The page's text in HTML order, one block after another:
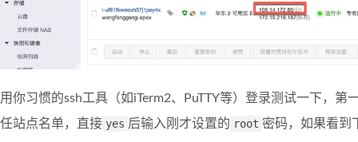
用你习惯的ssh工具（如iTerm2、PuTTY等）登录测试一下，第
任站点名单，直接 yes 后输入刚才设置的 root 密码，如果看到